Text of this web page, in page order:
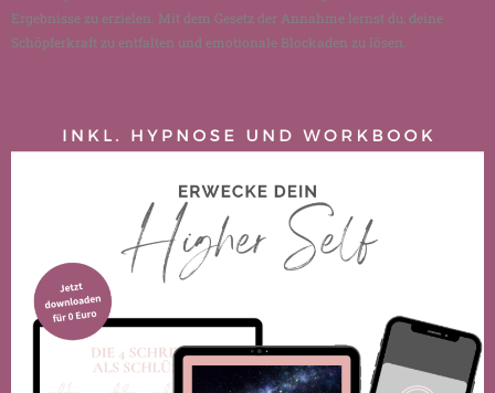
Ergebnisse zu erzielen. Mit dem Gesetz der Annahme lernst du, deine
Schöpferkraft zu entfalten und emotionale Blockaden zu lösen.